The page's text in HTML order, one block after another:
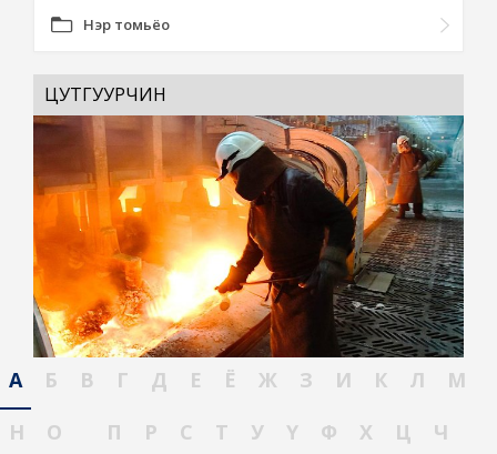
Нэр томьёо
ЦУТГУУРЧИН
А Б В Г Д Е Ё Ж З И К Л
М
Н
О П Р С Т У Ү Ф Х Ц
Ч